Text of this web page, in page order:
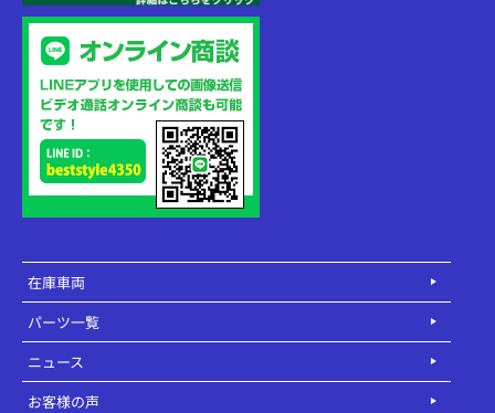
在庫車両
パーツ一覧
ニュース
お客様の声